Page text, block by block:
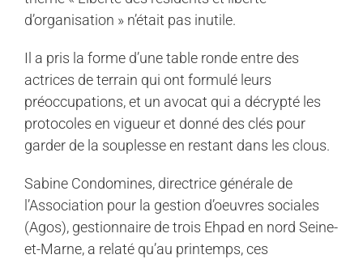
d’organisation » n’était pas inutile.
Il a pris la forme d’une table ronde entre des
actrices de terrain qui ont formulé leurs
préoccupations, et un avocat qui a décrypté les
protocoles en vigueur et donné des clés pour
garder de la souplesse en restant dans les clous.
Sabine Condomines, directrice générale de
l’Association pour la gestion d’oeuvres sociales
(Agos), gestionnaire de trois Ehpad en nord Seine-
et-Marne, a relaté qu’au printemps, ces